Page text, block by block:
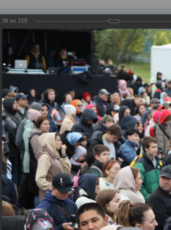
сайт
самоуправления
Местное самоуправление Документы
города/Фоторепортажи
«Самотлорские ночи-2023»
ночи» продлился четыре дня.
36 из 159